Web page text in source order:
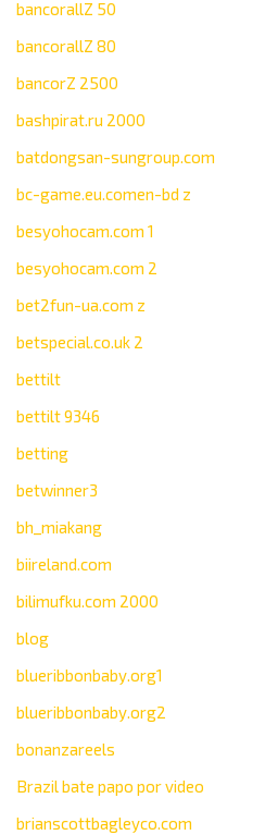
bancorallZ 50
bancorallZ 80
bancorZ 2500
bashpirat.ru 2000
batdongsan-sungroup.com
bc-game.eu.comen-bd z
besyohocam.com 1
besyohocam.com 2
bet2fun-ua.com z
betspecial.co.uk 2
bettilt
bettilt 9346
betting
betwinner3
bh_miakang
biireland.com
bilimufku.com 2000
blog
blueribbonbaby.org1
blueribbonbaby.org2
bonanzareels
Brazil bate papo por video
brianscottbagleyco.com